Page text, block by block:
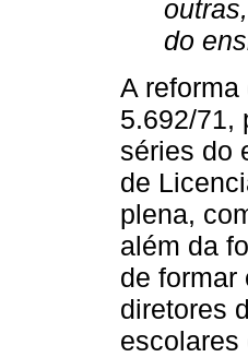
do
A reforma
5.692/71,
séries do
de
plena,
além da
de formar
diretores
escolares